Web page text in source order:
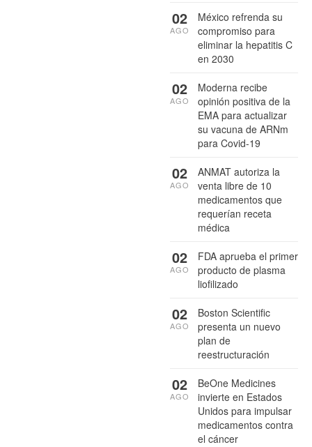
México refrenda su
compromiso para
eliminar la hepatitis C
en 2030
02
AGO
Moderna recibe
opinión positiva de la
EMA para actualizar
su vacuna de ARNm
para Covid-19
02
AGO
ANMAT autoriza la
venta libre de 10
medicamentos que
requerían receta
médica
02
AGO
FDA aprueba el primer
producto de plasma
liofilizado
02
AGO
Boston Scientific
presenta un nuevo
plan de
reestructuración
02
AGO
BeOne Medicines
invierte en Estados
Unidos para impulsar
medicamentos contra
el cáncer
02
AGO